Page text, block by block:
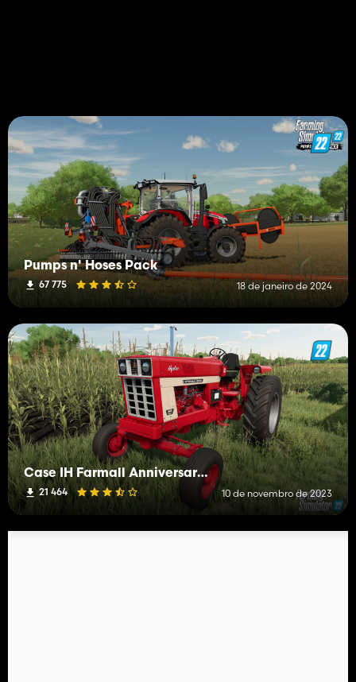
Pumps n' Hoses Pack
67 775 18 de janeiro de 2024
Case IH Farmall Anniversary Pack
21 464 10 de novembro de 2023